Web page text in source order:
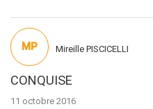
CONQUISE
11 octobre 2016
MP Mireille PISCICELLI